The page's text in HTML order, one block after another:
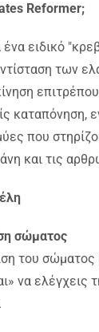
Reformer;
ένα ειδικό
ντίσταση των
καταπόνηση,
που
και τις
σώματος
του σώματος
να ελέγχεις